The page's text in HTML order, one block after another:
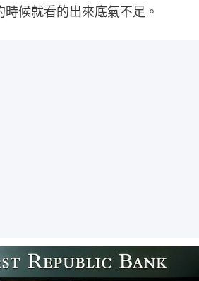
候就看的出來底氣不足。